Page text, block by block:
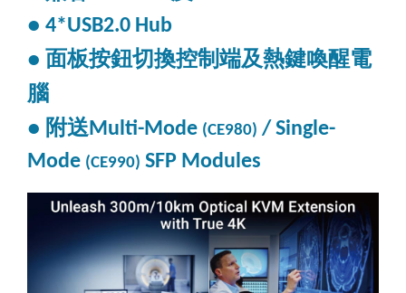
● 4*USB2.0 Hub
● 面板按鈕切換控制端及熱鍵喚醒電
腦
● 附送Multi-Mode (CE980) / Single-
Mode (CE990) SFP Modules